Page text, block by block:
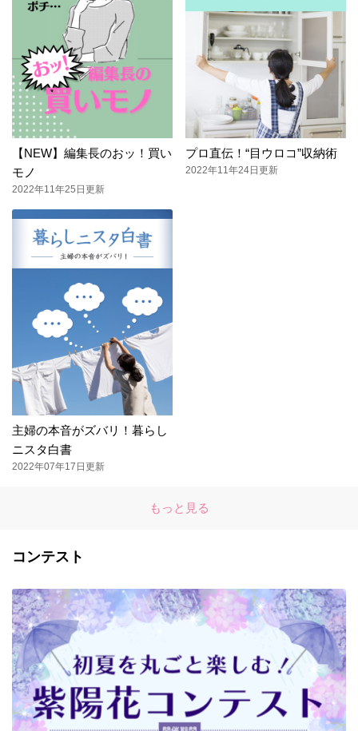
【NEW】編集長のおッ！買い
モノ
2022年11年25日更新
プロ直伝！“目ウロコ”収納術
2022年11年24日更新
主婦の本音がズバリ！暮らし
ニスタ白書
2022年07年17日更新
もっと見る
コンテスト